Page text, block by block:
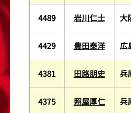
4489 岩川仁士 大
4429 豊田泰洋 広
4381 田路朋史 兵
4375 照屋厚仁 兵